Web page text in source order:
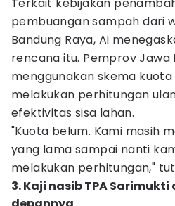
pembuangan sampah dari
Bandung Raya, Ai
rencana itu. Pemprov Jawa
menggunakan skema
melakukan perhitungan
efektivitas sisa lahan.
"Kuota belum. Kami masih
yang lama sampai nanti
melakukan perhitungan,"
3. Kaji nasib TPA